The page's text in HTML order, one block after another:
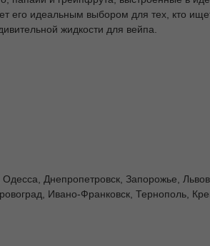
его идеальным выбором для тех, кто
жидкости для вейпа.
Днепропетровск, Запорожье,
Ивано-Франковск, Тернополь,